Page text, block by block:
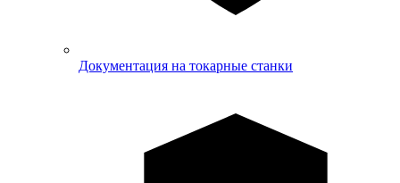
Документация на токарные станки